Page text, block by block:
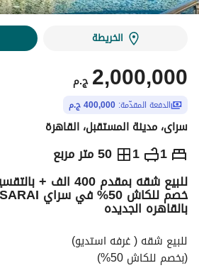
الخريطة
ج.م 2,000,000
الدفعة المقدّمة: 400,000 ج.م
سراى، مدينة المستقبل، القاهرة
1
1 50 متر مربع ج.م 2,000,000
التفاصيل الاتجاهات والمؤشرات
بالقاهره الجديده
للبيع شقه ( غرفه استديو)
(بخصم للكاش 50%)